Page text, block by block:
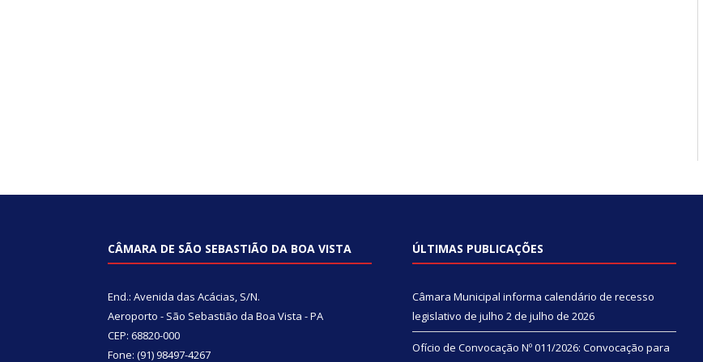
CÂMARA DE SÃO SEBASTIÃO DA BOA VISTA
End.: Avenida das Acácias, S/N.
Aeroporto - São Sebastião da Boa Vista - PA
CEP: 68820-000
Fone: (91) 98497-4267
ÚLTIMAS PUBLICAÇÕES
Câmara Municipal informa calendário de recesso
legislativo de julho 2 de julho de 2026
Ofício de Convocação Nº 011/2026: Convocação para